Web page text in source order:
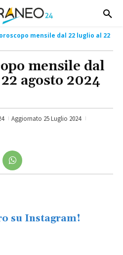
mensile dal 22 luglio al 22
mensile dal
agosto 2024
Aggiornato 25 Luglio 2024
su Instagram!